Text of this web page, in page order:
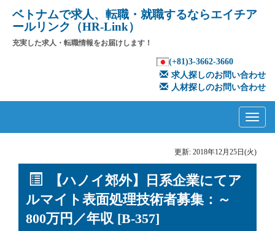
ベトナムで求人、転職・就職するならエイチア
ールリンク（HR-Link）
充実した求人・転職情報をお届けします！
(+81)3-3662-3660
求人探しのお問い合わせ
人材探しのお問い合わせ
Menu
content
更新: 2018年12月25日(火)
【ハノイ郊外】日系企業にてア
ルマイト表面処理技術者募集：～
800万円／年収 [B-357]